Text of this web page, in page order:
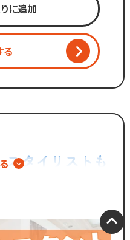
く」
舗平均）
を
に追加
る
スタイリストも
指せる◎600